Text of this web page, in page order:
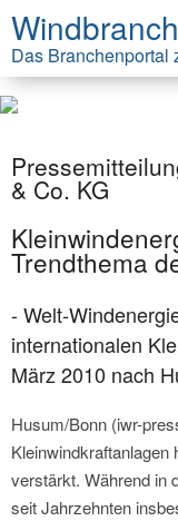
Das Branchenportal
& Co. KG
Trendthema
- Welt-
internationalen
März 2010 nach
Husum/Bonn (iwr-
Kleinwindkraftanlagen
verstärkt. Während in
seit Jahrzehnten